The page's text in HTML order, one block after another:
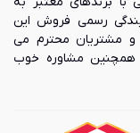
رسمی فروش این
و مشتریان محترم می
همچنین مشاوره خوب